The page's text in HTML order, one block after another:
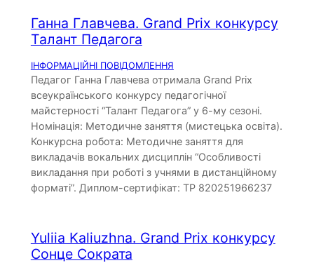
Ганна Главчева. Grand Prix конкурсу
Талант Педагога
ІНФОРМАЦІЙНІ ПОВІДОМЛЕННЯ
Педагог Ганна Главчева отримала Grand Prix
всеукраїнського конкурсу педагогічної
майстерності “Талант Педагога” у 6-му сезоні.
Номінація: Методичне заняття (мистецька освіта).
Конкурсна робота: Методичне заняття для
викладачів вокальних дисциплін “Особливості
викладання при роботі з учнями в дистанційному
форматі”. Диплом-сертифікат: TP 820251966237
Yuliia Kaliuzhna. Grand Prix конкурсу
Сонце Сократа